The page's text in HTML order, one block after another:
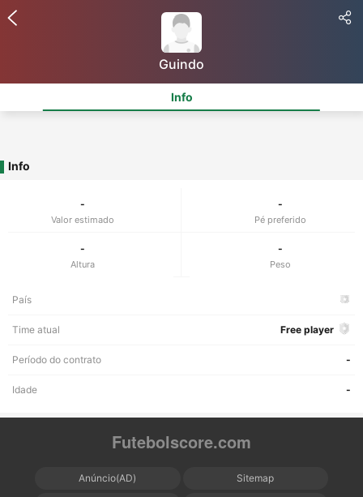
Guindo
Info
Info
-
Valor estimado
-
Pé preferido
-
Altura
-
Peso
País
Time atual Free player
Período do contrato -
Idade -
Futebolscore.com
Anúncio(AD) Sitemap